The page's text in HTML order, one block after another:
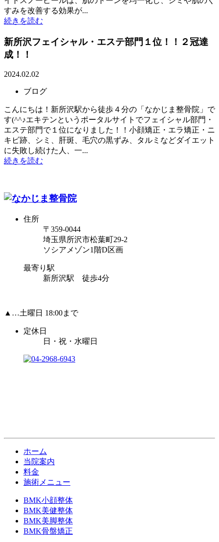
すみを改善する効果が...
続きを読む
新所沢フェイシャル・エステ部門１位！！２冠達
成！！
2024.02.02
ブログ
こんにちは！新所沢駅から徒歩４分の「なかじま整骨院」で
す(^^♪エキテンというポータルサイトでフェイシャル部門・
エステ部門で１位になりました！！小顔矯正・エラ矯正・ニ
キビ跡、シミ、肝斑、毛穴の黒ずみ、タルミなどダイエット
に失敗し続けた人、一...
続きを読む
住所
〒359-0044
埼玉県所沢市松葉町29-2
ソシアメゾン1階D区画
最寄り駅
新所沢駅 徒歩4分
▲…土曜日 18:00まで
定休日
日・祝・水曜日
ホーム
当院案内
料金
施術メニュー
BMK小顔整体
BMK美健整体
BMK美脚整体
BMK骨盤矯正